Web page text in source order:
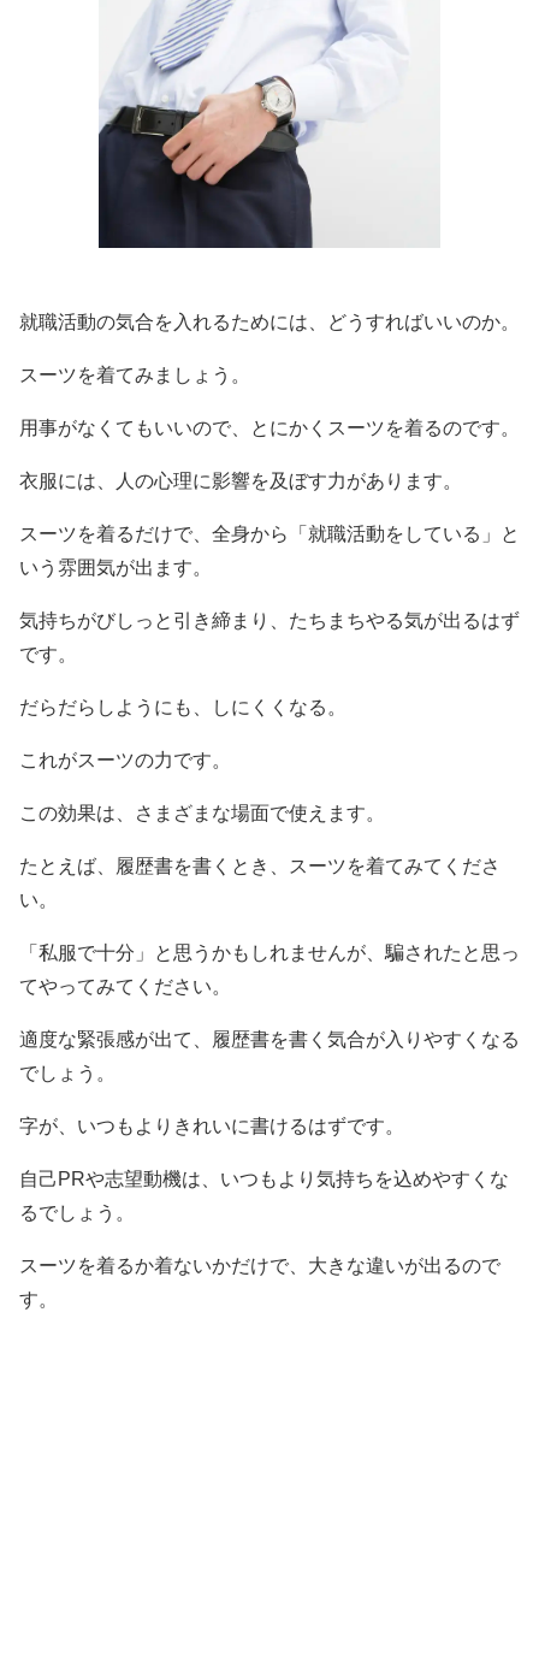
就職活動の気合を入れるためには、どうすればいいのか。
スーツを着てみましょう。
用事がなくてもいいので、とにかくスーツを着るのです。
衣服には、人の心理に影響を及ぼす力があります。
スーツを着るだけで、全身から「就職活動をしている」と
いう雰囲気が出ます。
気持ちがびしっと引き締まり、たちまちやる気が出るはず
です。
だらだらしようにも、しにくくなる。
これがスーツの力です。
この効果は、さまざまな場面で使えます。
たとえば、履歴書を書くとき、スーツを着てみてくださ
い。
「私服で十分」と思うかもしれませんが、騙されたと思っ
てやってみてください。
適度な緊張感が出て、履歴書を書く気合が入りやすくなる
でしょう。
字が、いつもよりきれいに書けるはずです。
自己PRや志望動機は、いつもより気持ちを込めやすくな
るでしょう。
スーツを着るか着ないかだけで、大きな違いが出るので
す。